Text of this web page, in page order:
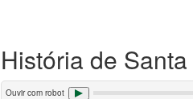
História de
Ouvir com robot